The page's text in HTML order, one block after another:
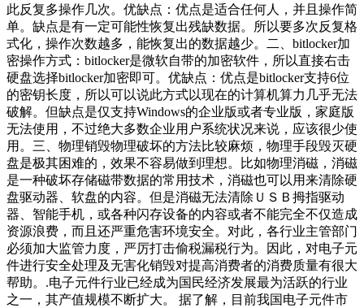
此反复多操作几次。优缺点：优点是适合任何人，并且操作简
单。缺点是有一定可能性恢复出残缺数据。所以要多次反复格
式化，操作次数越多，能恢复出的数据越少。二、bitlocker加
密操作方式：bitlocker是微软自带的加密软件，所以直接右击
硬盘选择bitlocker加密即可。优缺点：优点是bitlocker支持6位
的密钥长度，所以可以说此方式以现在的计算机算力几乎无法
破解。但缺点是仅支持Windows的企业版或者专业版，家庭版
无法使用，不过绝大多数企业用户系统状况来说，应该很少使
用。三、物理销毁物理破坏的方法比较麻烦，物理手段毁灭硬
盘是极其困难的，效果不容易做到理想。比如物理消磁，消磁
是一种破坏存储磁带数据的常用技术，消磁也可以用来清除硬
盘驱动器、软盘的内容。但是消磁无法清除ＵＳＢ拇指驱动
器、智能手机，或各种闪存设备的内容或者不能完全不仅造成
资源浪费，而且还严重危害环境安全。对此，各行业主管部门
必须加大监管力度，严厉打击偷税漏税行为。因此，对电子元
件进行安全处理及无害化销毁对提高消费者的消费质量有很大
帮助。.电子元件行业已经成为国民经济发展最为活跃的行业
之一，其产值规模不断扩大。 据了解，目前我国电子元件市